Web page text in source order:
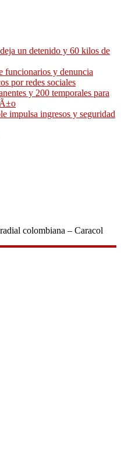
un detenido y 60 kilos de
funcionarios y denuncia
por redes sociales
y 200 temporales para
impulsa ingresos y seguridad
colombiana – Caracol